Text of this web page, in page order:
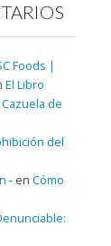
Foods |
El Libro
Cazuela de
del
- en Cómo